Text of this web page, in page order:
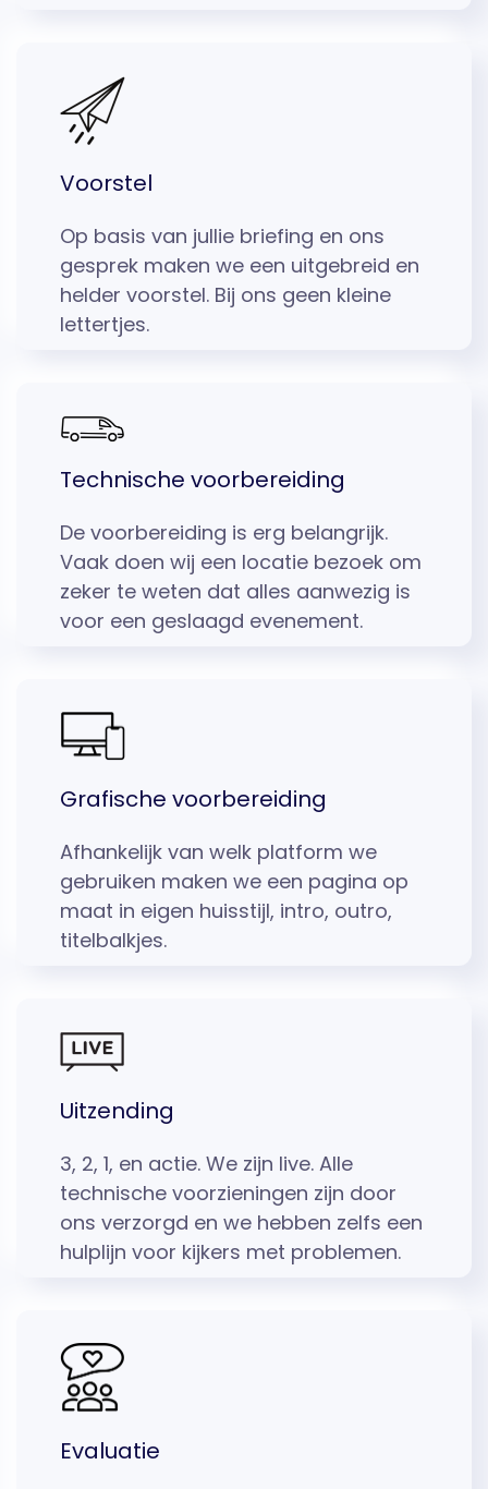
Voorstel
Op basis van jullie briefing en ons
gesprek maken we een uitgebreid en
helder voorstel. Bij ons geen kleine
lettertjes.
Technische voorbereiding
De voorbereiding is erg belangrijk.
Vaak doen wij een locatie bezoek om
zeker te weten dat alles aanwezig is
voor een geslaagd evenement.
Grafische voorbereiding
Afhankelijk van welk platform we
gebruiken maken we een pagina op
maat in eigen huisstijl, intro, outro,
titelbalkjes.
Uitzending
3, 2, 1, en actie. We zijn live. Alle
technische voorzieningen zijn door
ons verzorgd en we hebben zelfs een
hulplijn voor kijkers met problemen.
Evaluatie